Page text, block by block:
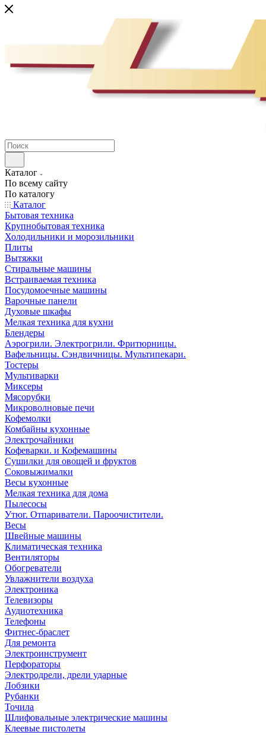
Каталог
По всему сайту
По каталогу
Каталог
Бытовая техника
Крупнобытовая техника
Холодильники и морозильники
Плиты
Вытяжки
Стиральные машины
Встраиваемая техника
Посудомоечные машины
Варочные панели
Духовые шкафы
Мелкая техника для кухни
Блендеры
Аэрогрили. Электрогрили. Фритюрницы.
Вафельницы. Сэндвичницы. Мультипекари.
Тостеры
Мультиварки
Миксеры
Мясорубки
Микроволновые печи
Кофемолки
Комбайны кухонные
Электрочайники
Кофеварки. и Кофемашины
Сушилки для овощей и фруктов
Соковыжималки
Весы кухонные
Мелкая техника для дома
Пылесосы
Утюг. Отпариватели. Пароочистители.
Весы
Швейные машины
Климатическая техника
Вентиляторы
Обогреватели
Увлажнители воздуха
Электроника
Телевизоры
Аудиотехника
Телефоны
Фитнес-браслет
Для ремонта
Электроинструмент
Перфораторы
Электродрели, дрели ударные
Лобзики
Рубанки
Точила
Шлифовальные электрические машины
Клеевые пистолеты